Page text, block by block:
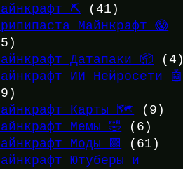
⛏️ (41)
Майнкрафт 😱
Датапаки 📦 (4)
ИИ Нейросети 🤖
Карты 🗺️ (9)
Мемы 🤣 (6)
Моды 🟩
(61)
Ютуберы и